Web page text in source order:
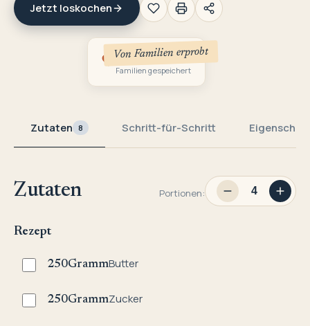
Jetzt loskochen
Von Familien erprobt
3
Familien gespeichert
Zutaten 8 Schritt-für-Schritt
Zutaten Portionen:
Rezept
250GrammButter
250GrammZucker